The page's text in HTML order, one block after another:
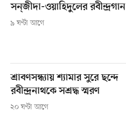
সন্‌জীদা-ওয়াহিদুলের রবীন্দ্রগান
৯ ঘণ্টা আগে
শ্রাবণসন্ধ্যায় শ্যামার সুরে ছন্দে
রবীন্দ্রনাথকে সশ্রদ্ধ স্মরণ
২০ ঘণ্টা আগে